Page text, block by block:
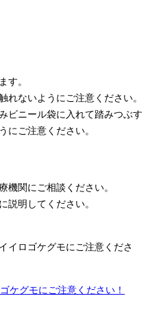
す。
れないようにご注意ください。
ビニール袋に入れて踏みつぶす
にご注意ください。
機関にご相談ください。
説明してください。
イロゴケグモにご注意くださ
ケグモにご注意ください！